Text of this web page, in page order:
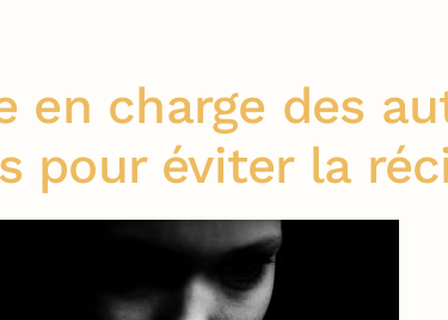
en charge des
pour éviter la